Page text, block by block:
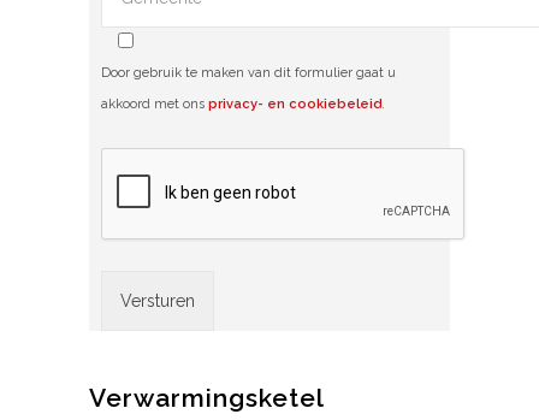
Door gebruik te maken van dit formulier gaat u
akkoord met ons privacy- en cookiebeleid.
Verwarmingsketel